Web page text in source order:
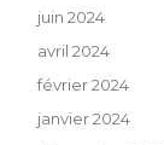
juin 2024
avril 2024
février 2024
janvier 2024